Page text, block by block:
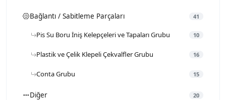
Bağlantı / Sabitleme Parçaları 41
Pis Su Boru İniş Kelepçeleri ve Tapaları Grubu 10
Plastik ve Çelik Klepeli Çekvalfler Grubu 16
Conta Grubu 15
Diğer 20